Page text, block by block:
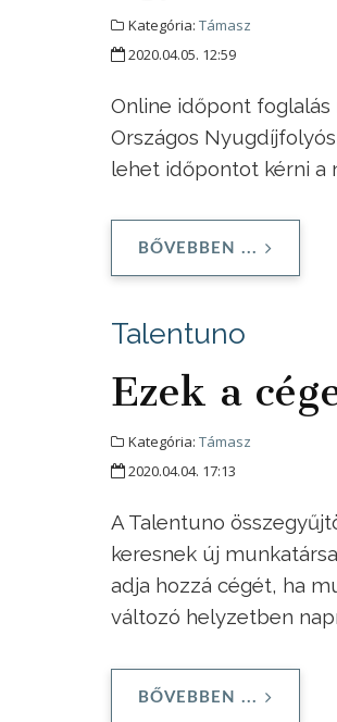
Kategória: Támasz
2020.04.05. 12:59
Online időpont
Országos
lehet időpontot kérni a
BŐVEBBEN ...
Talentuno
Ezek a
Kategória: Támasz
2020.04.04. 17:13
A Talentuno
keresnek új
adja hozzá cégét, ha
változó helyzetben
BŐVEBBEN ...